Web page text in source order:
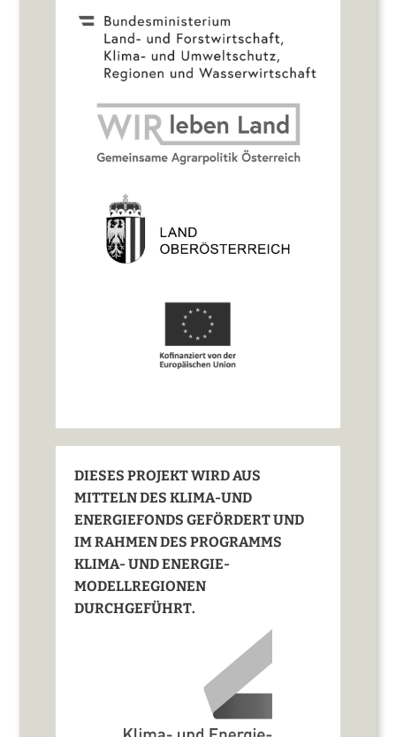
DIESES PROJEKT WIRD AUS
MITTELN DES KLIMA-UND
ENERGIEFONDS GEFÖRDERT UND
IM RAHMEN DES PROGRAMMS
KLIMA- UND ENERGIE-
MODELLREGIONEN
DURCHGEFÜHRT.